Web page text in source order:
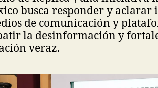
busca responder y
de comunicación y
la desinformación y
veraz.